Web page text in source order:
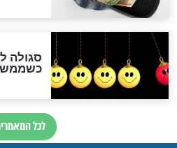
מה יהיה
"לפני
והכחשה
האמונה"